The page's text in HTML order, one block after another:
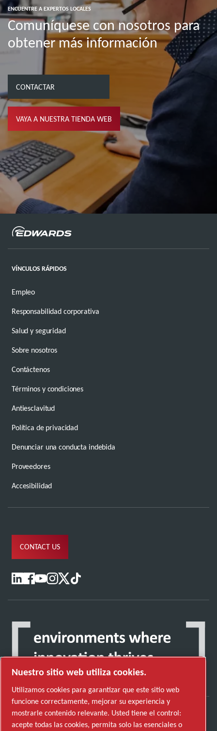
ENCUENTRE A EXPERTOS LOCALES
Comuníquese con nosotros para
obtener más información
CONTACTAR
VAYA A NUESTRA TIENDA WEB
VÍNCULOS RÁPIDOS
Empleo
Responsabilidad corporativa
Salud y seguridad
Sobre nosotros
Contáctenos
Términos y condiciones
Antiesclavitud
Política de privacidad
Denunciar una conducta indebida
Proveedores
Accesibilidad
CONTACT US
Descubre cómo Atlas Copco Group impulsa la
Nuestro sitio web utiliza cookies.
Utilizamos cookies para garantizar que este sitio web
funcione correctamente, mejorar su experiencia y
mostrarle contenido relevante. Usted tiene el control:
acepte todas las cookies, permita solo las esenciales o